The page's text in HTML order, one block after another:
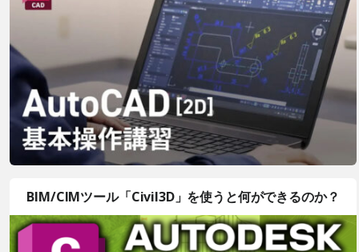
BIM/CIMツール「Civil3D」を使うと何ができるのか？